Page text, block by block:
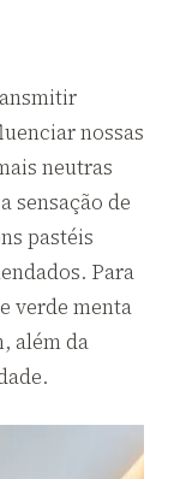
nossas
neutras
sensação de
pastéis
Para
verde menta
além da